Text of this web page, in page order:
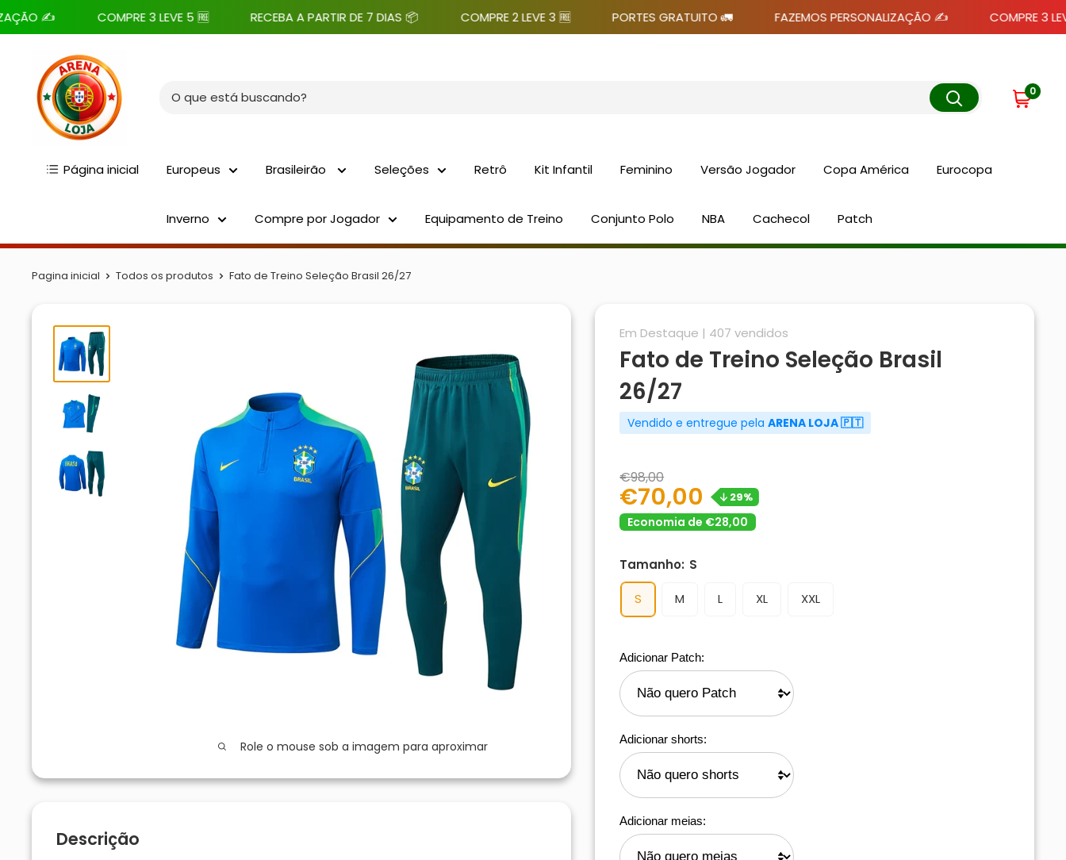
Pular
para
conteúdo
✍️ COMPRE 3 LEVE 5 🆓 RECEBA A PARTIR DE 7 DIAS 📦 COMPRE 2 LEVE 3 🆓 PORTES GRATUITO 🚛 FAZEMOS PERSONALIZAÇÃO ✍️ COMPRE 3 LEVE 5 🆓
Arena
Loja
0
Página inicial Europeus Brasileirão Seleções Retrô Kit Infantil Feminino Versão Jogador Copa América Eurocopa
Inverno Compre por Jogador Equipamento de Treino Conjunto Polo NBA Cachecol Patch
Pagina inicial Todos os produtos Fato de Treino Seleção Brasil 26/27
Role o mouse sob a imagem para aproximar
Em Destaque | 407 vendidos
Fato de Treino Seleção Brasil
26/27
Vendido e entregue pelaARENA LOJA 🇵🇹
€98,00
€70,00 29%
Economia de €28,00
Tamanho: S
S M L XL XXL
Adicionar Patch:
Adicionar shorts:
Adicionar meias:
Descrição